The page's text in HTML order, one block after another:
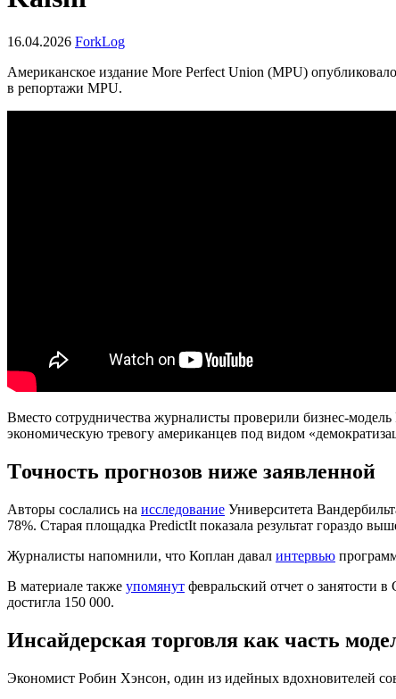
16.04.2026 ForkLog
Американское издание More Perfect Union (MPU)
в репортажи MPU.
Вместо сотрудничества журналисты проверили бизнес-
экономическую тревогу американцев под видом
Точность прогнозов ниже заявленной
Авторы сослались на исследование Университета
78%. Старая площадка PredictIt показала результат гораздо
Журналисты напомнили, что Коплан давал интервью
В материале также упомянут февральский отчет о занятости
достигла 150 000.
Инсайдерская торговля как часть
Экономист Робин Хэнсон, один из идейных вдохновителей